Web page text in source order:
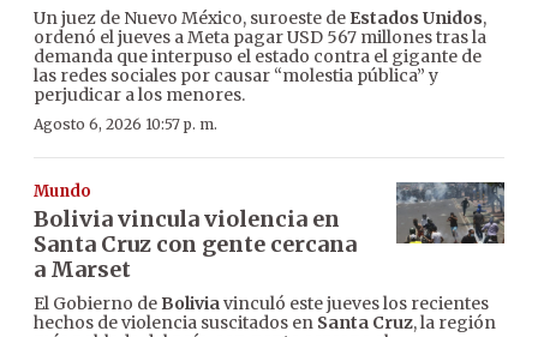
Un juez de Nuevo México, suroeste de Estados Unidos,
ordenó el jueves a Meta pagar USD 567 millones tras la
demanda que interpuso el estado contra el gigante de
las redes sociales por causar “molestia pública” y
perjudicar a los menores.
Agosto 6, 2026 10:57 p. m.
Mundo
Bolivia vincula violencia en
Santa Cruz con gente cercana
a Marset
El Gobierno de Boliviavinculó este jueves los recientes
hechos de violencia suscitados en Santa Cruz, la región